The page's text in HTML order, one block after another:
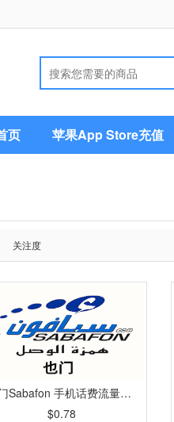
页 苹果App Store充值
关注度
也门Sabafon 手机话费流量充值 [自动发货]
$0.78